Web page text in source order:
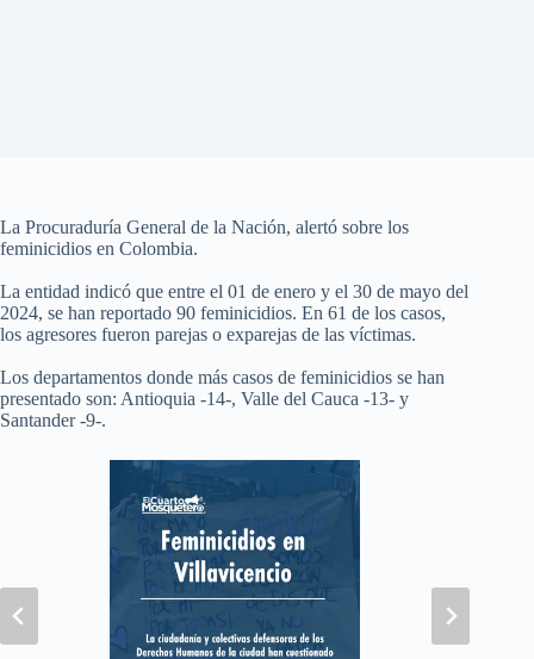
La Procuraduría General de la Nación, alertó sobre los
feminicidios en Colombia.
La entidad indicó que entre el 01 de enero y el 30 de mayo del
2024, se han reportado 90 feminicidios. En 61 de los casos,
los agresores fueron parejas o exparejas de las víctimas.
Los departamentos donde más casos de feminicidios se han
presentado son: Antioquia -14-, Valle del Cauca -13- y
Santander -9-.